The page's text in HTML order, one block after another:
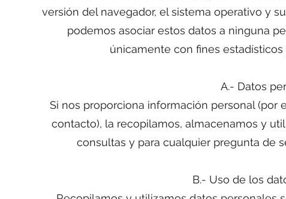
versión del navegador, el sistema operativo y
podemos asociar estos datos a ninguna
únicamente con fines
A.- Datos
Si nos proporciona información personal
contacto), la recopilamos, almacenamos y
consultas y para cualquier pregunta de
B.- Uso de los